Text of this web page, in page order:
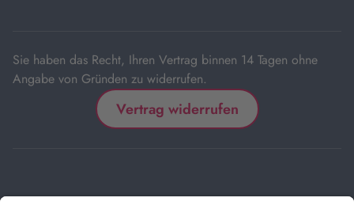
Sie haben das Recht, Ihren Vertrag binnen 14 Tagen ohne
Angabe von Gründen zu widerrufen.
Vertrag widerrufen